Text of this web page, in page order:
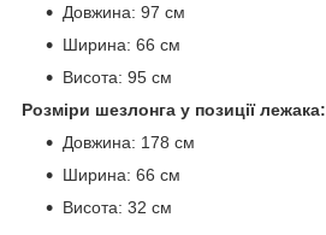
Довжина: 97 см
Ширина: 66 см
Висота: 95 см
Розміри шезлонга у позиції лежака:
Довжина: 178 см
Ширина: 66 см
Висота: 32 см